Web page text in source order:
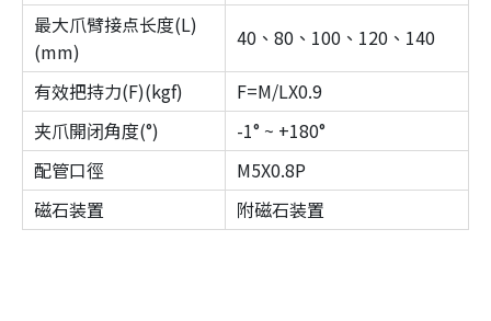
最大爪臂接点长度(L)
(mm)
40、80、100、120、140
有效把持力(F)(kgf)
F=M/LX0.9
夹爪開闭角度(°)
-1° ~ +180°
配管口徑
M5X0.8P
磁石装置
附磁石装置